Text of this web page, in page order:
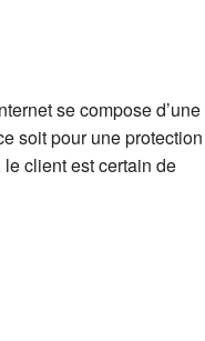
se compose d’une
soit pour une protection
client est certain de